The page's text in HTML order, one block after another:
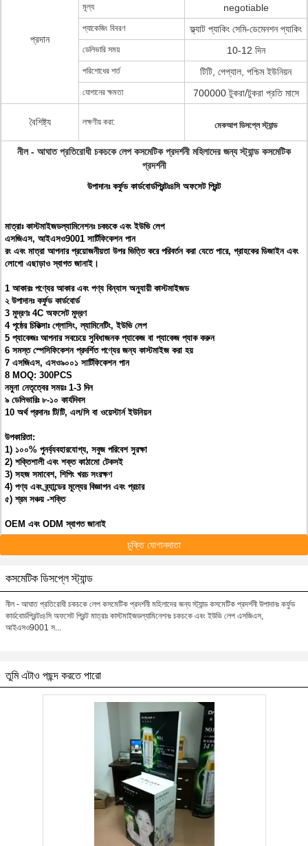
প্রদান
মূল্য negotiable
প্যাকেজিং বিবরণ ফ্ল্যাট প্যাকিং সেমি-ডেমেনশন প্যাকিং
ডেলিভারি সময় 10-12 দিন
পরিশোধের শর্ত টিটি, পেপ্যাল, পশ্চিম ইউনিয়ন
যোগানের ক্ষমতা 700000 টুকরা/টুকরা প্রতি মাসে
বৈশিষ্ট্য লক্ষণীয় করা: মেকআপ ডিসপ্লে স্ট্যান্ড
নীল - আঘাত প্রতিরোধী চকচকে লেপ কসমেটিক প্রদর্শনী মহিলাদের জন্য স্ট্যান্ড কসমেটিক
প্রদর্শনী
উপাদানঃ কর্ফুড কার্ডবোর্ডপ্রিন্টঃ৪সি অফসেট প্রিন্ট
মাত্রাঃ কাস্টমাইজডল্যামিনেশনঃ চকচকে এবং ইউভি লেপ
এসজিএস, আইএসও9001 সার্টিফিকেশন পান
রং এবং মাত্রা আপনার প্রয়োজনীয়তা উপর ভিত্তি করে পরিবর্তন করা যেতে পারে, গ্রাহকের ডিজাইন এবং
লোগো এছাড়াও স্বাগত জানাই।
1 আকারঃ পণ্যের আকার এবং পণ্য বিন্যাস অনুযায়ী কাস্টমাইজড
২ উপাদানঃ কর্ফুড কার্ডবোর্ড
3 মুদ্রণঃ 4C অফসেট মুদ্রণ
4 পৃষ্ঠের চিকিত্সাঃ গ্লোসিং, ল্যামিনেটিং, ইউভি লেপ
5 প্যাকেজঃ আপনার সবচেয়ে সুবিধাজনক প্যাকেজ বা প্যাকেজ প্যাক করুন
6 সমস্ত স্পেসিফিকেশন প্রদর্শিত পণ্যের জন্য কাস্টমাইজ করা হয়
7 এসজিএস, এসও৯০০১ সার্টিফিকেশন পান
8 MOQ: 300PCS
নমুনা নেতৃত্বের সময়ঃ 1-3 দিন
৯ ডেলিভারিঃ ৮-১০ কার্যদিবস
10 অর্থ প্রদানঃ টি/টি, এল/সি বা ওয়েস্টার্ন ইউনিয়ন
উপকারিতা:
1) ১০০% পুনর্ব্যবহারযোগ্য, সবুজ পরিবেশ সুরক্ষা
2) শক্তিশালী এবং শক্ত কাঠামো টেকসই
3) সহজ সমাবেশ, শিপিং খরচ সংরক্ষণ
4) পণ্য এবং ব্র্যান্ডের মূল্যের বিজ্ঞাপন এবং প্রচার
৫) শ্রম সঞ্চয় -শক্তি
OEM এবং ODM স্বাগত জানাই
চুক্তি যোগানদাতা
কসমেটিক ডিসপ্লে স্ট্যান্ড
নীল - আঘাত প্রতিরোধী চকচকে লেপ কসমেটিক প্রদর্শনী মহিলাদের জন্য স্ট্যান্ড কসমেটিক প্রদর্শনী উপাদানঃ কর্ফুড
কার্ডবোর্ডপ্রিন্টঃ৪সি অফসেট প্রিন্ট মাত্রাঃ কাস্টমাইজডল্যামিনেশনঃ চকচকে এবং ইউভি লেপ এসজিএস,
আইএসও9001 স...
তুমি এটাও পছন্দ করতে পারো